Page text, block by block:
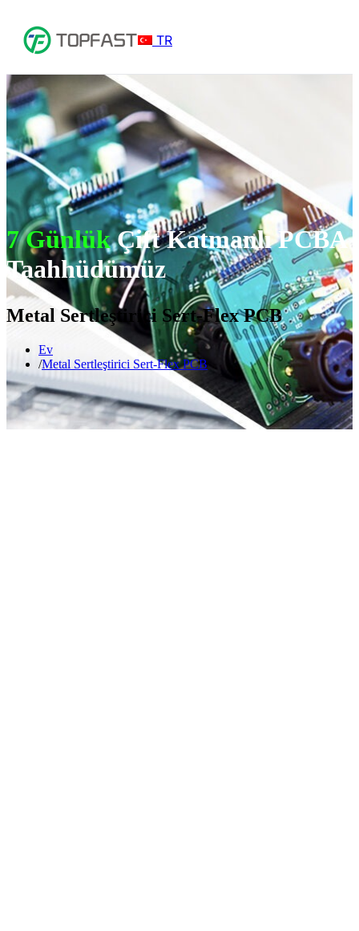
TR
7 GünlükÇift Katmanlı PCBA
Taahhüdümüz
Metal Sertleştirici Sert-Flex PCB
Ev
Metal Sertleştirici Sert-Flex PCB